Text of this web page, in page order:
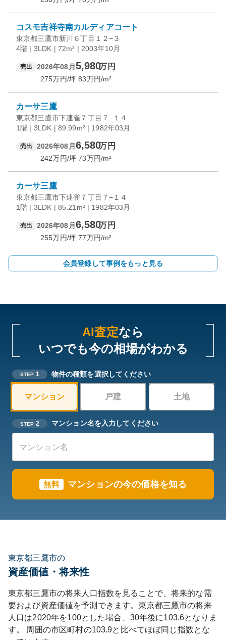
コスモ吉祥寺南カルディアコート
東京都三鷹市新川６丁目１２−３
4階 | 3LDK | 72m² | 2003年10月
売出 2026年08月 5,980万円
275万円/坪 83万円/m²
カーサ三鷹
東京都三鷹市下連雀７丁目７−１４
1階 | 3LDK | 89.99m² | 1982年03月
売出 2026年08月 6,580万円
242万円/坪 73万円/m²
カーサ三鷹
東京都三鷹市下連雀７丁目７−１４
1階 | 3LDK | 85.21m² | 1982年03月
売出 2026年08月 6,580万円
255万円/坪 77万円/m²
会員登録して事例をもっと見る
AI査定なら
いつでも今の相場がわかる
STEP 1 物件の種類を選択してください
マンション 戸建 土地
STEP 2 マンション名を入力してください
無料 マンションの今の価格を知る
東京都三鷹市の
資産価値・将来性
東京都三鷹市の将来人口指数を見ることで、将来的な需
要および資産価値を予測できます。東京都三鷹市の将来
人口は2020年を100とした場合、30年後に103.6となりま
す。
周囲の市区町村の103.9と比べてほぼ同じ指数とな